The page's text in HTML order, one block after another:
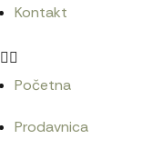
Kontakt
Početna
Prodavnica